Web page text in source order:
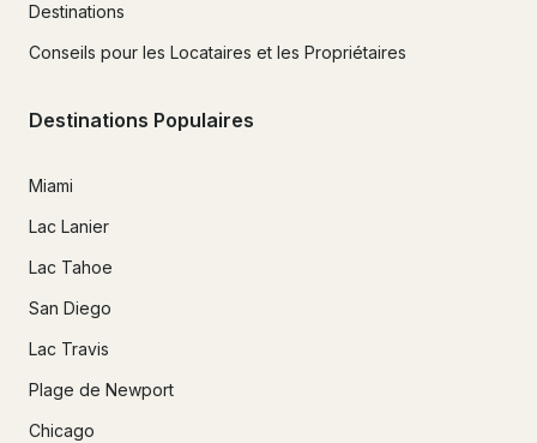
Destinations
Conseils pour les Locataires et les Propriétaires
Destinations Populaires
Miami
Lac Lanier
Lac Tahoe
San Diego
Lac Travis
Plage de Newport
Chicago